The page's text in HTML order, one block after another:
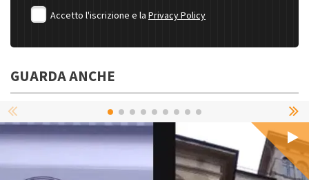
Accetto l'iscrizione e la Privacy Policy
GUARDA ANCHE